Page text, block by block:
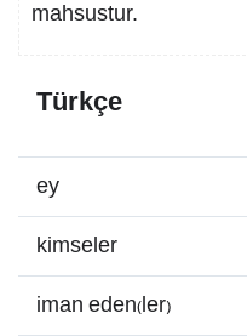
mahsustur.
Türkçe
ey
kimseler
iman eden(ler)